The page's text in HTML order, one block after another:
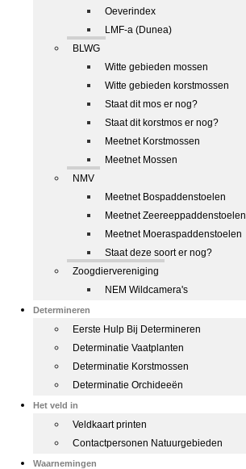
Oeverindex
LMF-a (Dunea)
BLWG
Witte gebieden mossen
Witte gebieden korstmossen
Staat dit mos er nog?
Staat dit korstmos er nog?
Meetnet Korstmossen
Meetnet Mossen
NMV
Meetnet Bospaddenstoelen
Meetnet Zeereeppaddenstoelen
Meetnet Moeraspaddenstoelen
Staat deze soort er nog?
Zoogdiervereniging
NEM Wildcamera's
Determineren
Eerste Hulp Bij Determineren
Determinatie Vaatplanten
Determinatie Korstmossen
Determinatie Orchideeën
Het veld in
Veldkaart printen
Contactpersonen Natuurgebieden
Waarnemingen